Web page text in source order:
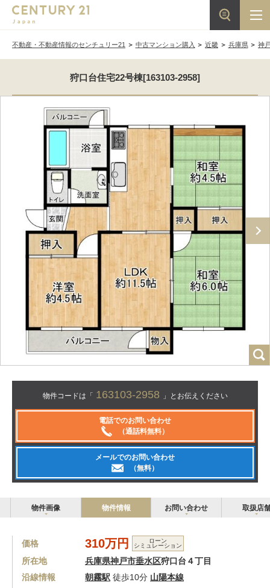
不動産・不動産情報のセンチュリー21 中古マンション購入 近畿 兵庫県 神
狩口台住宅22号棟[163103-2958]
物件コードは「 163103-2958 」とお伝えください
電話でのお問い合わせ
（通話料無料）
メールでのお問い合わせ
（無料）
物件画像 物件情報 お問い合わせ 取扱店
価格 310万円 ローン
シミュレーション
所在地 兵庫県神戸市垂水区狩口台４丁目
沿線情報
朝霧駅 徒歩10分 山陽本線